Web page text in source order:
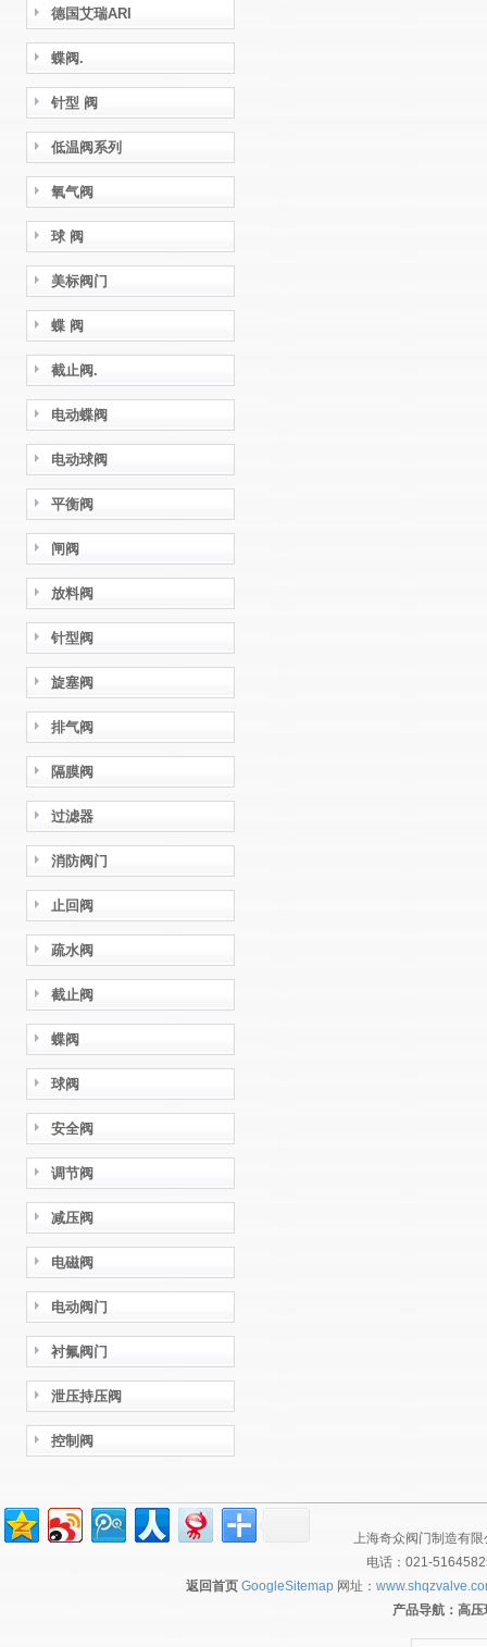
德国艾瑞ARI
蝶阀.
针型 阀
低温阀系列
氧气阀
球 阀
美标阀门
蝶 阀
截止阀.
电动蝶阀
电动球阀
平衡阀
闸阀
放料阀
针型阀
旋塞阀
排气阀
隔膜阀
过滤器
消防阀门
止回阀
疏水阀
截止阀
蝶阀
球阀
安全阀
调节阀
减压阀
电磁阀
电动阀门
衬氟阀门
泄压持压阀
控制阀
上海奇众阀门制造有
电话：021-
返回首页 GoogleSitemap 网址：
产品导航： 高压